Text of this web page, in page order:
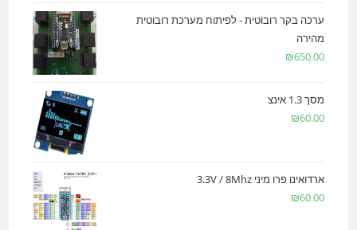
ערכה בקר רובוטית - לפיתוח מערכת רובוטית
מהירה
₪650.00
מסך 1.3 אינצ
₪60.00
ארדואינו פרו מיני 3.3V / 8Mhz
₪60.00